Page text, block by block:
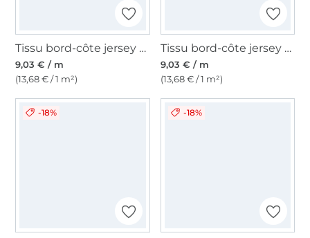
Tissu bord-côte jersey tubulaire lisse, marron clair
9,03 € / m
(13,68 € / 1 m²)
Tissu bord-côte jersey tubulaire lisse, bleu royal
9,03 € / m
(13,68 € / 1 m²)
-18% -18%